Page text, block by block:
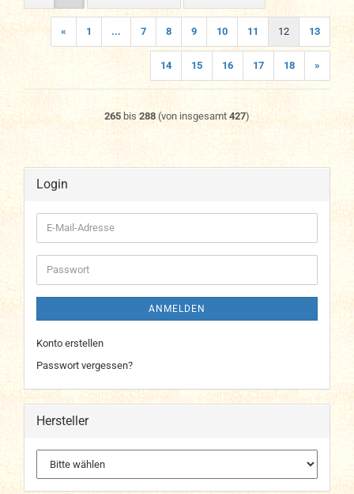
« 1 ... 7 8 9 10 11 12 13
14 15 16 17 18 »
265 bis288 (von insgesamt 427)
Login
E-
Mail-
Adresse
Passwort
ANMELDEN
Konto erstellen
Passwort vergessen?
Hersteller